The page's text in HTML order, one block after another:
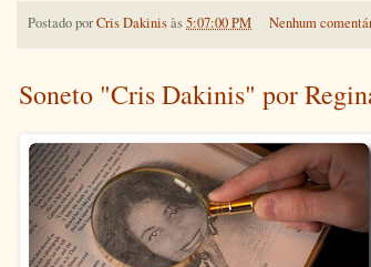
Postado porCris Dakinisàs5:07:00 PM Nenhum
Soneto "Cris Dakinis" por